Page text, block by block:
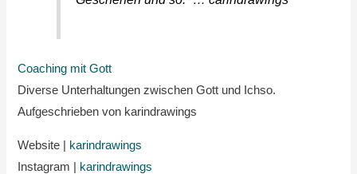
Coaching mit Gott
Diverse Unterhaltungen zwischen Gott und Ichso.
Aufgeschrieben von karindrawings
Website | karindrawings
Instagram | karindrawings